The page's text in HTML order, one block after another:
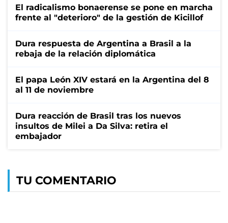
El radicalismo bonaerense se pone en marcha
frente al "deterioro" de la gestión de Kicillof
Dura respuesta de Argentina a Brasil a la
rebaja de la relación diplomática
El papa León XIV estará en la Argentina del 8
al 11 de noviembre
Dura reacción de Brasil tras los nuevos
insultos de Milei a Da Silva: retira el
embajador
TU COMENTARIO